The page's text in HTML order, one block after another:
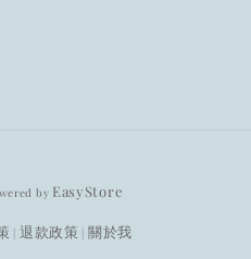
by EasyStore
退款政策 關於我